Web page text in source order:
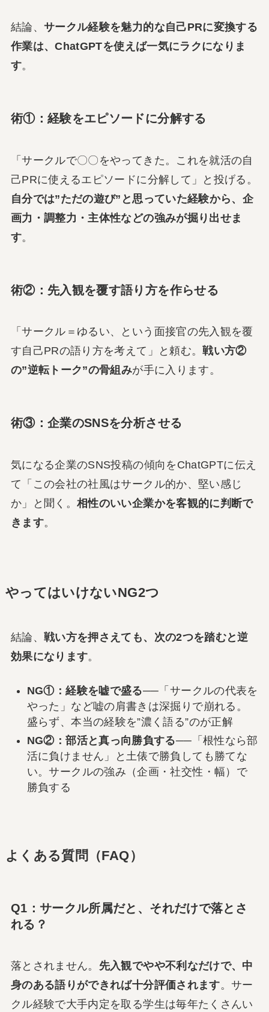
結論、 サークル経験を魅力的な自己PRに変換する
作業は、ChatGPTを使えば一気にラクになりま
す。
術①：経験をエピソードに分解する
「サークルで〇〇をやってきた。これを就活の自
己PRに使えるエピソードに分解して」と投げる。
自分では”ただの遊び”と思っていた経験から、企
画力・調整力・主体性などの強みが掘り出せま
す。
術②：先入観を覆す語り方を作らせる
「サークル＝ゆるい、という面接官の先入観を覆
す自己PRの語り方を考えて」と頼む。戦い方②
の”逆転トーク”の骨組みが手に入ります。
術③：企業のSNSを分析させる
気になる企業のSNS投稿の傾向をChatGPTに伝え
て「この会社の社風はサークル的か、堅い感じ
か」と聞く。相性のいい企業かを客観的に判断で
きます。
やってはいけないNG2つ
結論、 戦い方を押さえても、次の2つを踏むと逆
効果になります。
NG①：経験を嘘で盛る──「サークルの代表を
やった」など嘘の肩書きは深掘りで崩れる。
盛らず、本当の経験を”濃く語る”のが正解
NG②：部活と真っ向勝負する──「根性なら部
活に負けません」と土俵で勝負しても勝てな
い。サークルの強み（企画・社交性・幅）で
勝負する
よくある質問（FAQ）
Q1：サークル所属だと、それだけで落とさ
れる？
落とされません。 先入観でやや不利なだけで、中
身のある語りができれば十分評価されます。サー
クル経験で大手内定を取る学生は毎年たくさんい